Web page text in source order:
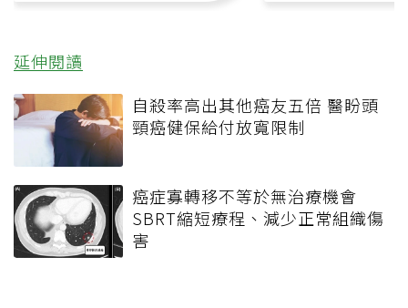
延伸閱讀
自殺率高出其他癌友五倍 醫盼頭
頸癌健保給付放寬限制
癌症寡轉移不等於無治療機會
SBRT縮短療程、減少正常組織傷
害